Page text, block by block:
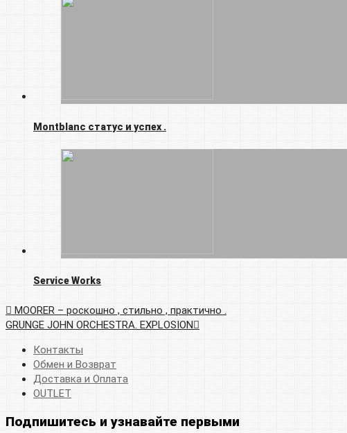
Montblanc статус и успех .
Service Works
MOORER – роскошно , стильно , практично .
GRUNGE JOHN ORCHESTRA. EXPLOSION
Контакты
Обмен и Возврат
Доставка и Оплата
OUTLET
Подпишитесь и узнавайте первыми